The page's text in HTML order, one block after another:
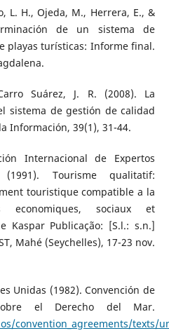
L. H., Ojeda, M., Herrera, E., &
de un sistema de
playas turísticas: Informe final.
Suárez, J. R. (2008). La
sistema de gestión de calidad
Información, 39(1), 31-44.
Internacional de Expertos
Tourisme qualitatif:
touristique compatible a la
sociaux et
Kaspar Publicação: [S.l.: s.n.]
Mahé (Seychelles), 17-23 nov.
Unidas (1982). Convención de
el Derecho del Mar.
convention_agreements/texts/